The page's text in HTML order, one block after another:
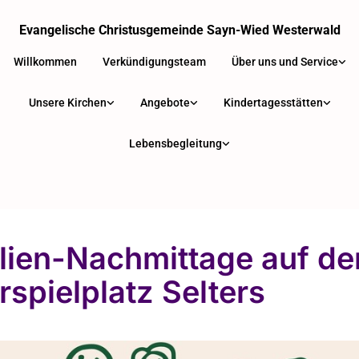
Evangelische Christusgemeinde Sayn-Wied Westerwald
Willkommen Verkündigungsteam Über uns und Service
Unsere Kirchen Angebote Kindertagesstätten
Lebensbegleitung
Nachmittage auf
Selters